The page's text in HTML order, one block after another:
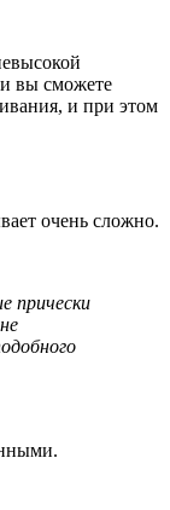
вы сможете
и при этом
очень сложно.
прически